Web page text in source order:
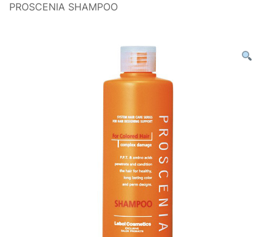
PROSCENIA SHAMPOO